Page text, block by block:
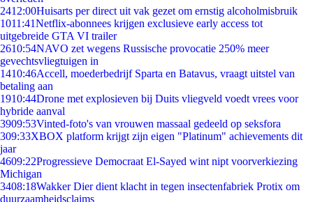
2412:00Huisarts per direct uit vak gezet om ernstig alcoholmisbruik
1011:41Netflix-abonnees krijgen exclusieve early access tot
uitgebreide GTA VI trailer
2610:54NAVO zet wegens Russische provocatie 250% meer
gevechtsvliegtuigen in
1410:46Accell, moederbedrijf Sparta en Batavus, vraagt uitstel van
betaling aan
1910:44Drone met explosieven bij Duits vliegveld voedt vrees voor
hybride aanval
3909:53Vinted-foto's van vrouwen massaal gedeeld op seksfora
309:33XBOX platform krijgt zijn eigen "Platinum" achievements dit
jaar
4609:22Progressieve Democraat El-Sayed wint nipt voorverkiezing
Michigan
3408:18Wakker Dier dient klacht in tegen insectenfabriek Protix om
duurzaamheidsclaims